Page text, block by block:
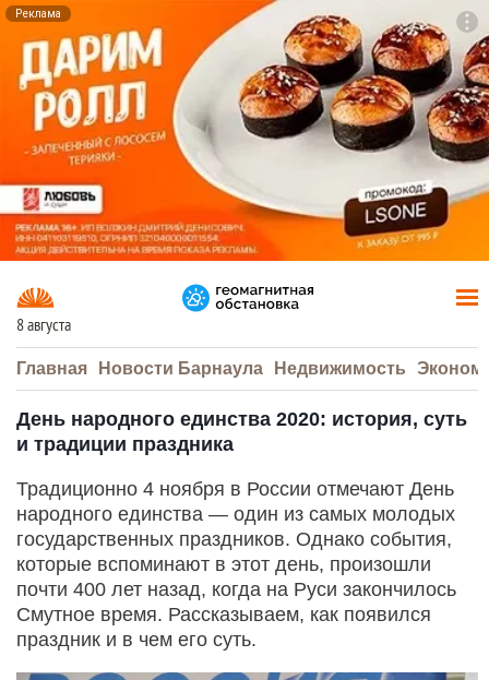
Реклама
8 августа
Главная Новости Барнаула Недвижимость
День народного единства 2020: история, суть
и традиции праздника
Традиционно 4 ноября в России отмечают День
народного единства — один из самых молодых
государственных праздников. Однако события,
которые вспоминают в этот день, произошли
почти 400 лет назад, когда на Руси закончилось
Смутное время. Рассказываем, как появился
праздник и в чем его суть.